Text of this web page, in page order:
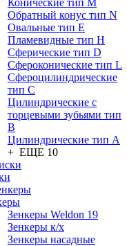
Конические тип M
Обратный конус тип N
Овальные тип E
Пламевидные тип H
Сферические тип D
Сфероконические тип L
Сфероцилиндрические
тип C
Цилиндрические с
торцевыми зубьями тип
B
Цилиндрические тип А
+ ЕЩЕ 10
Зенкеры Weldon 19
Зенкеры к/х
Зенкеры насадные